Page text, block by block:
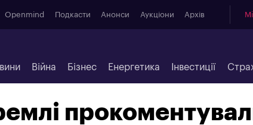
Openmind Подкасти Анонси Аукціони Архів
Війна Бізнес Енергетика Інвестиції